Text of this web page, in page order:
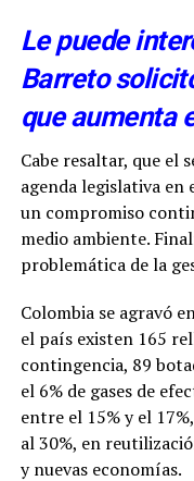
Le puede
Barreto
que aumenta
Cabe resaltar, que el
agenda legislativa
un compromiso
medio ambiente.
problemática de la
Colombia se agravó
el país existen 165
contingencia, 89
el 6% de gases de
entre el 15% y el
al 30%, en
y nuevas economías.